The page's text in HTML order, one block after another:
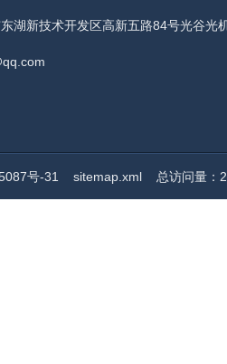
湖新技术开发区高新五路84号光谷光
号-31 sitemap.xml 总访问量：